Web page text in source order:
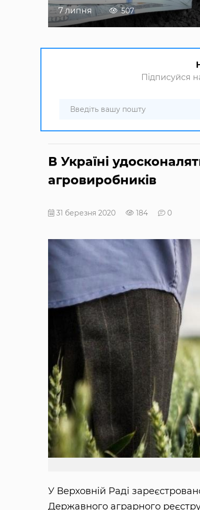
7 липня 507
Підписуйся
В Україні
агровиробників
31 березня 2020 184 0
У Верховній Раді
Державного аграрного